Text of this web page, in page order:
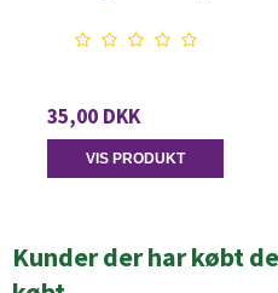
35,00 DKK
VIS PRODUKT
Kunder der har købt